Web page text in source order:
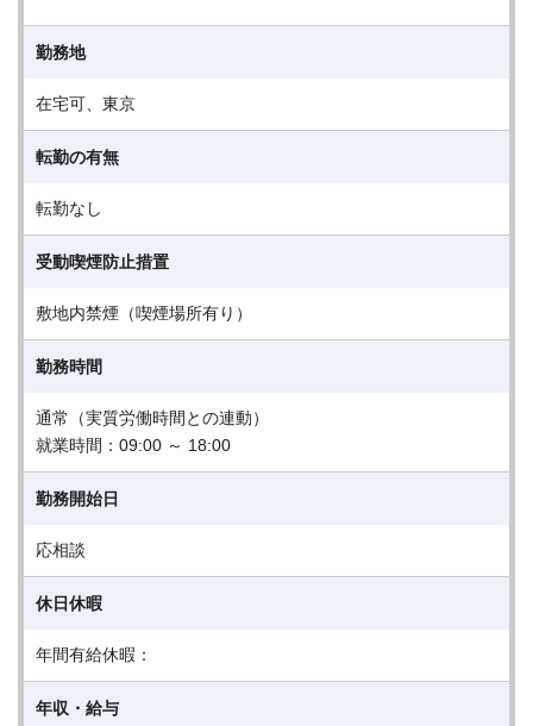
勤務地
在宅可、東京
転勤の有無
転勤なし
受動喫煙防止措置
敷地内禁煙（喫煙場所有り）
勤務時間
通常（実質労働時間との連動）
就業時間：09:00 ～ 18:00
勤務開始日
応相談
休日休暇
年間有給休暇：
年収・給与